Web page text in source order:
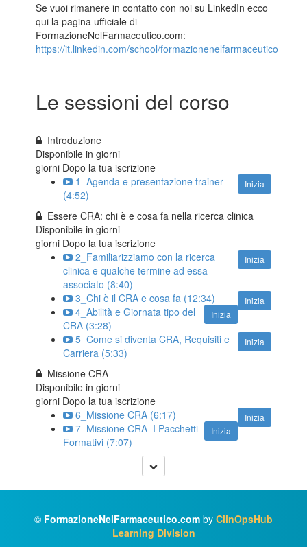
Se vuoi rimanere in contatto con noi su LinkedIn ecco
qui la pagina ufficiale di
FormazioneNelFarmaceutico.com:
https://it.linkedin.com/school/formazionenelfarmaceutico
Le sessioni del corso
Introduzione
Disponibile ingiorni
giorni Dopo la tua iscrizione
Inizia
1_Agenda e presentazione trainer
(4:52)
Essere CRA: chi è e cosa fa nella ricerca clinica
Disponibile ingiorni
giorni Dopo la tua iscrizione
Inizia
2_Familiarizziamo con la ricerca
clinica e qualche termine ad essa
associato (8:40)
Inizia
3_Chi è il CRA e cosa fa (12:34)
Inizia
4_Abilità e Giornata tipo del
CRA (3:28)
Inizia
5_Come si diventa CRA, Requisiti e
Carriera (5:33)
Missione CRA
Disponibile ingiorni
giorni Dopo la tua iscrizione
Inizia
6_Missione CRA (6:17)
Inizia
7_Missione CRA_I Pacchetti
Formativi (7:07)
© FormazioneNelFarmaceutico.com by ClinOpsHub
Learning Division